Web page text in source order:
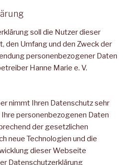
soll die Nutzer dieser
den Umfang und den Zweck der
personenbezogener Daten
Hanne Marie e. V.
nimmt Ihren Datenschutz sehr
personenbezogenen Daten
der gesetzlichen
neue Technologien und die
dieser Webseite
Datenschutzerklärung